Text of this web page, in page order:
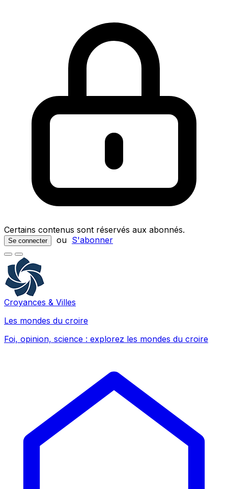
Certains contenus sont réservés aux abonnés.
Se connecter ou S'abonner
Croyances & Villes
Les mondes du croire
Foi, opinion, science : explorez les mondes du croire